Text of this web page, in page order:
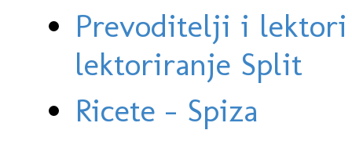
Prevoditelji i
lektoriranje Split
Ricete - Spiza